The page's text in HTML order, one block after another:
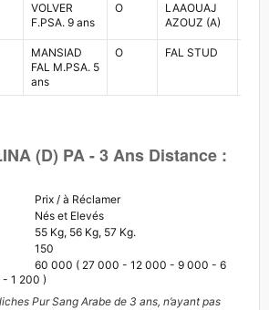
VOLVER
F.PSA. 9 ans
O
LAAOUAJ
AZOUZ (A)
MANSIAD
FAL M.PSA. 5
ans
O FAL STUD
(D) PA - 3 Ans Distance :
Prix / à Réclamer
Nés et Elevés
55 Kg, 56 Kg, 57 Kg.
150
60 000 ( 27 000 - 12 000 - 9 000 - 6
1 200 )
Pur Sang Arabe de 3 ans, n’ayant pas